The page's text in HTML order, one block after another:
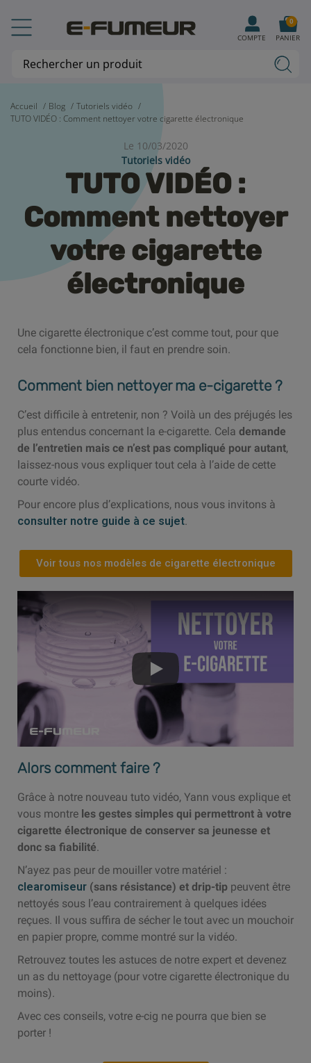
Accueil Blog
Tutoriels vidéo
TUTO VIDÉO : Comment nettoyer votre cigarette électronique
Le 10/03/2020
Tutoriels vidéo
TUTO VIDÉO :
Comment nettoyer
votre cigarette
électronique
Une cigarette électronique c’est comme tout, pour que
cela fonctionne bien, il faut en prendre soin.
Comment bien nettoyer ma e-cigarette ?
C’est difficile à entretenir, non ? Voilà un des préjugés les
plus entendus concernant la e-cigarette. Cela demande
de l’entretien mais ce n’est pas compliqué pour autant,
laissez-nous vous expliquer tout cela à l’aide de cette
courte vidéo.
Pour encore plus d’explications, nous vous invitons à
consulter notre guide à ce sujet.
Voir tous nos modèles de cigarette électronique
Alors comment faire ?
Grâce à notre nouveau tuto vidéo, Yann vous explique et
vous montre les gestes simples qui permettront à votre
cigarette électronique de conserver sa jeunesse et
donc sa fiabilité.
N’ayez pas peur de mouiller votre matériel :
clearomiseur (sans résistance) et drip-tip peuvent être
nettoyés sous l’eau contrairement à quelques idées
reçues. Il vous suffira de sécher le tout avec un mouchoir
en papier propre, comme montré sur la vidéo.
Retrouvez toutes les astuces de notre expert et devenez
un as du nettoyage (pour votre cigarette électronique du
moins).
Avec ces conseils, votre e-cig ne pourra que bien se
porter !
COMPTE PANIER
0